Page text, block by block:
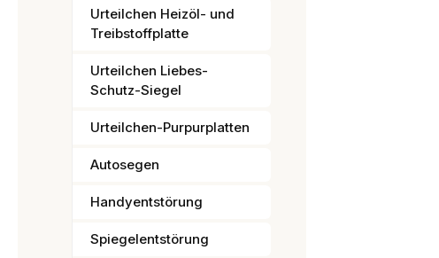
Urteilchen Heizöl- und
Treibstoffplatte
Urteilchen Liebes-
Schutz-Siegel
Urteilchen-Purpurplatten
Autosegen
Handyentstörung
Spiegelentstörung